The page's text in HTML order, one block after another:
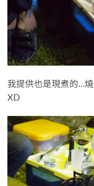
我提供也是現煮的…
XD